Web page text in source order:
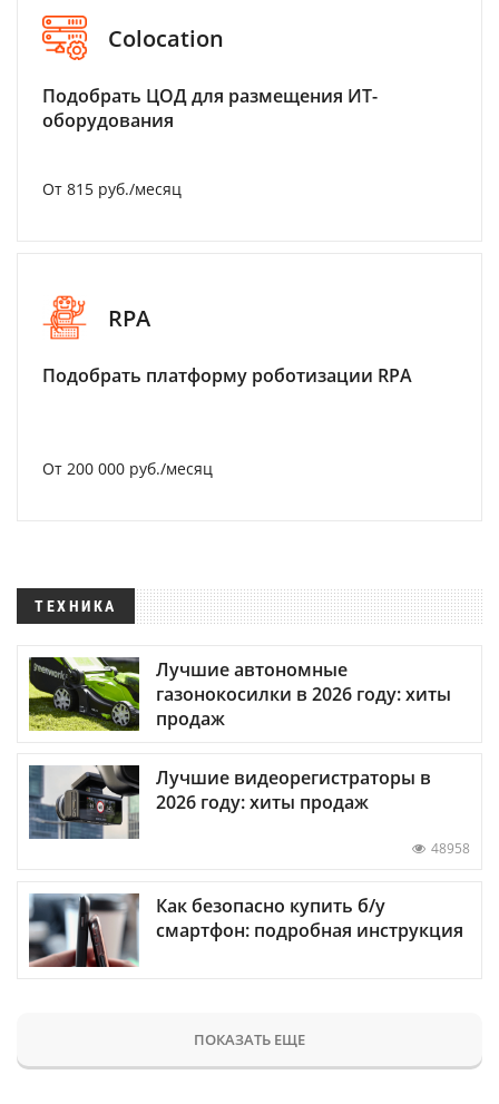
Colocation
Подобрать ЦОД для размещения ИТ-
оборудования
От 815 руб./месяц
RPA
Подобрать платформу роботизации RPA
От 200 000 руб./месяц
ТЕХНИКА
Лучшие автономные
газонокосилки в 2026 году: хиты
продаж
Лучшие видеорегистраторы в
2026 году: хиты продаж
48958
Как безопасно купить б/у
смартфон: подробная инструкция
ПОКАЗАТЬ ЕЩЕ